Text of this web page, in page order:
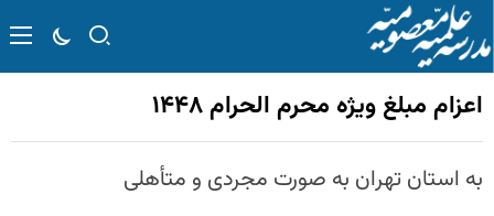
اعزام مبلغ ویژه محرم الحرام ۱۴۴۸
به استان تهران به صورت مجردی و متأهلی